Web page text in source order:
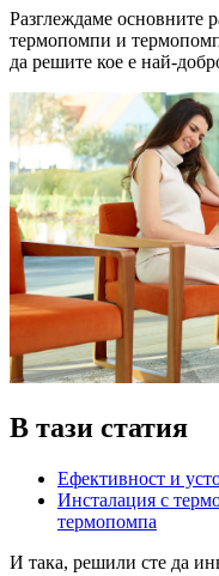
Разглеждаме основните
термопомпи и
да решите кое е най-
В тази статия
Ефективност и
Инсталация с
термопомпа
И така, решили сте да